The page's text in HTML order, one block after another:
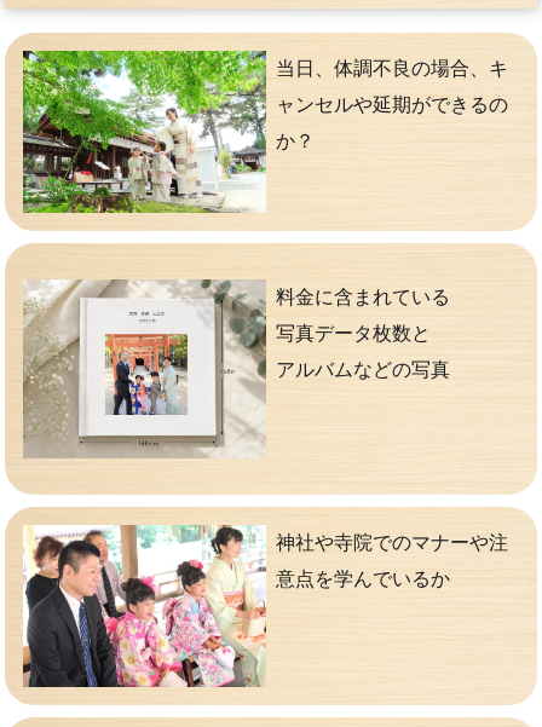
当日、体調不良の場合、キ
ャンセルや延期ができるの
か？
料金に含まれている
写真データ枚数と
アルバムなどの写真
神社や寺院でのマナーや注
意点を学んでいるか